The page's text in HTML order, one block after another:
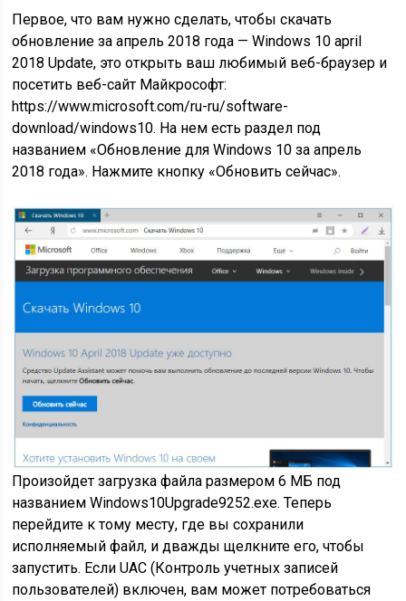
Первое, что вам нужно сделать, чтобы скачать
обновление за апрель 2018 года — Windows 10 april
2018 Update, это открыть ваш любимый веб-браузер и
посетить веб-сайт Майкрософт:
https://www.microsoft.com/ru-ru/software-
download/windows10. На нем есть раздел под
названием «Обновление для Windows 10 за апрель
2018 года». Нажмите кнопку «Обновить сейчас».
Произойдет загрузка файла размером 6 МБ под
названием Windows10Upgrade9252.exe. Теперь
перейдите к тому месту, где вы сохранили
исполняемый файл, и дважды щелкните его, чтобы
запустить. Если UAC (Контроль учетных записей
пользователей) включен, вам может потребоваться